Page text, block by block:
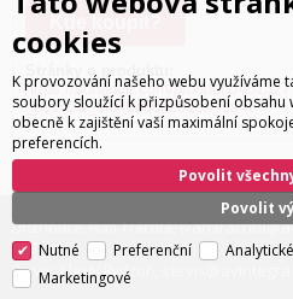
Stránky o produktu:
https://sonance.com/products/45132?
_pos=2&_sid=0d8d3c5ac&_ss=r
Distribuce: Ivan Trachta,
597
Servis: Alexej Rydzoň,
cookies
K provozování našeho webu využíváme
soubory sloužící k přizpůsobení obsahu
obecně k zajištění vaší maximální
preferencích.
Povolit
Povolit
Nutné Preferenční
Analytické
Marketingové